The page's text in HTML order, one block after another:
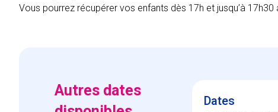
Vous pourrez récupérer vos enfants dès 17h et jusqu’à
Autres dates
Dates